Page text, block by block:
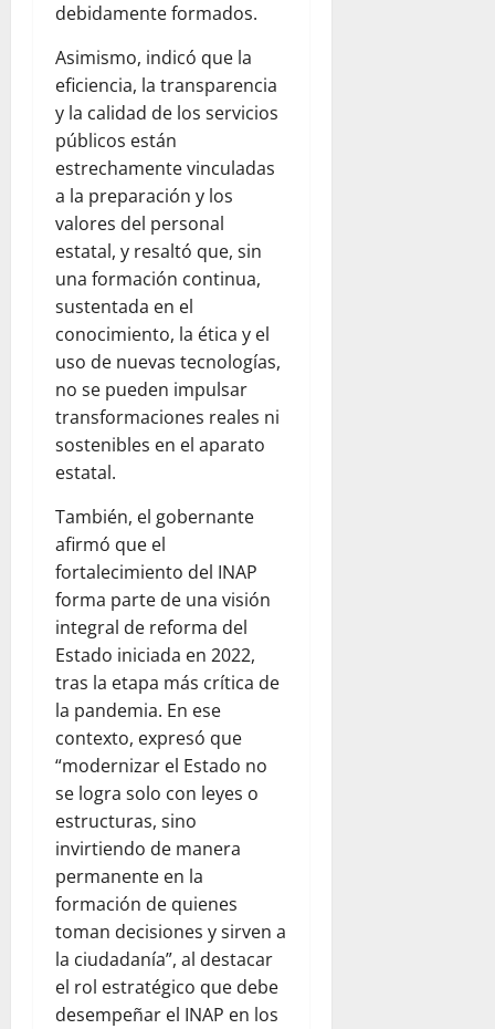
debidamente formados.
Asimismo, indicó que la
eficiencia, la transparencia
y la calidad de los servicios
públicos están
estrechamente vinculadas
a la preparación y los
valores del personal
estatal, y resaltó que, sin
una formación continua,
sustentada en el
conocimiento, la ética y el
uso de nuevas tecnologías,
no se pueden impulsar
transformaciones reales ni
sostenibles en el aparato
estatal.
También, el gobernante
afirmó que el
fortalecimiento del INAP
forma parte de una visión
integral de reforma del
Estado iniciada en 2022,
tras la etapa más crítica de
la pandemia. En ese
contexto, expresó que
“modernizar el Estado no
se logra solo con leyes o
estructuras, sino
invirtiendo de manera
permanente en la
formación de quienes
toman decisiones y sirven a
la ciudadanía”, al destacar
el rol estratégico que debe
desempeñar el INAP en los